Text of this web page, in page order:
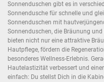
Sonnenduschen gibt es in
Sonnendusche für schnelle und
Sonnenduschen mit
Sonnenduschen, die Bräunung
bieten nicht nur eine attraktive
Hautpflege, fördern die
besonderes Wellness-Erlebnis.
Hautelastizität verbessert und
einfach: Du stellst Dich in die